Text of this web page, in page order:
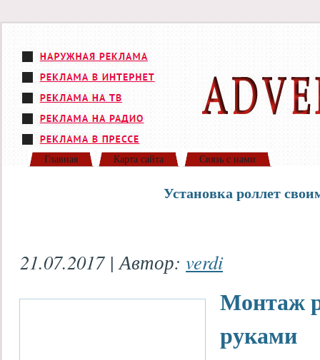
Главная Карта сайта Связь с нами
Установка роллет
21.07.2017 | Автор: verdi
Монтаж
руками